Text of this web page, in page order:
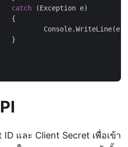
catch (Exception e)
ID และ Client Secret เพื่อเข้า